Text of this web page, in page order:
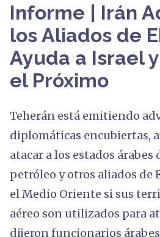
Informe | Irán
los Aliados de
Ayuda a Israel
el Próximo
Teherán está emitiendo
diplomáticas encubiertas,
atacar a los estados árabes
petróleo y otros aliados de
el Medio Oriente si sus
aéreo son utilizados para
dijeron funcionarios